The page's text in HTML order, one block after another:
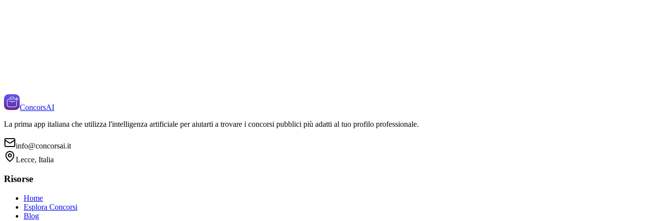
ConcorsAI
La prima app italiana che utilizza l'intelligenza artificiale per aiutarti a trovare i concorsi pubblici più adatti al tuo profilo professionale.
info@concorsai.it
Lecce, Italia
Risorse
Home
Esplora Concorsi
Blog